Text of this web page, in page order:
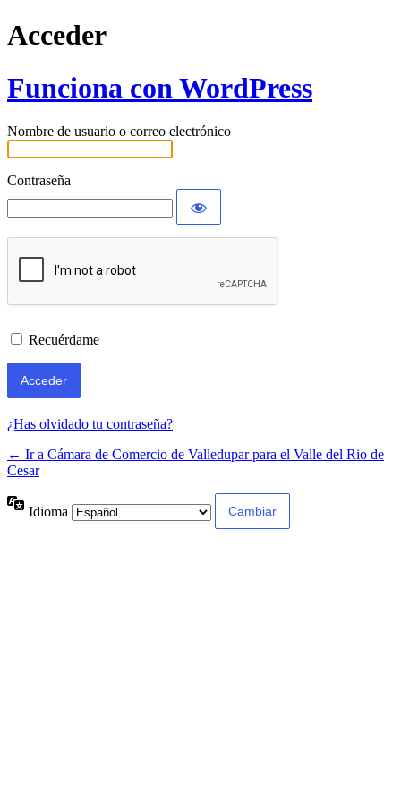
Acceder
Funciona con WordPress
Nombre de usuario o correo electrónico
Contraseña
Recuérdame
¿Has olvidado tu contraseña?
← Ir a Cámara de Comercio de Valledupar para el Valle del Rio de
Cesar
Idioma